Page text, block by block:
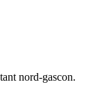
nord-gascon.